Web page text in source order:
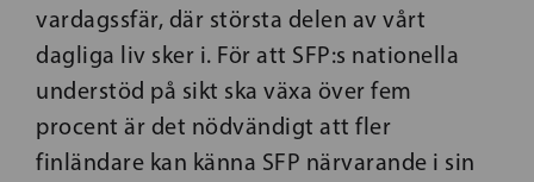
vardagssfär, där största delen av vårt
dagliga liv sker i. För att SFP:s nationella
understöd på sikt ska växa över fem
procent är det nödvändigt att fler
finländare kan känna SFP närvarande i sin